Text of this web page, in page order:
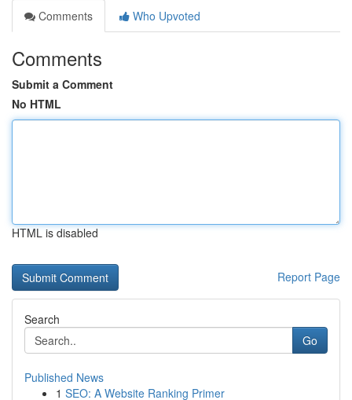
Comments
Who Upvoted
Comments
Submit a Comment
No HTML
HTML is disabled
Report Page
Search
Go
Published News
1 SEO: A Website Ranking Primer